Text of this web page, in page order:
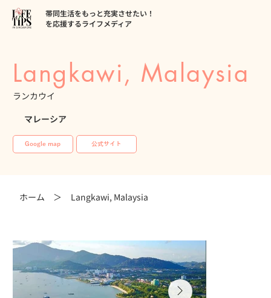
帯同生活をもっと充実させたい！
を応援するライフメディア
Langkawi, Malaysia
ランカウイ
マレーシア
Google map 公式サイト
ホーム ＞ Langkawi, Malaysia